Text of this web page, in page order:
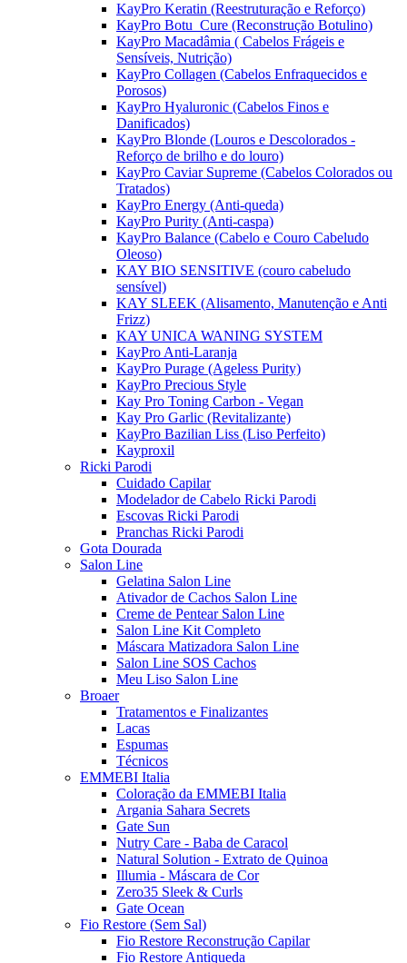
KayPro Keratin (Reestruturação e Reforço)
KayPro Botu_Cure (Reconstrução Botulino)
KayPro Macadâmia ( Cabelos Frágeis e
Sensíveis, Nutrição)
KayPro Collagen (Cabelos Enfraquecidos e
Porosos)
KayPro Hyaluronic (Cabelos Finos e
Danificados)
KayPro Blonde (Louros e Descolorados -
Reforço de brilho e do louro)
KayPro Caviar Supreme (Cabelos Colorados ou
Tratados)
KayPro Energy (Anti-queda)
KayPro Purity (Anti-caspa)
KayPro Balance (Cabelo e Couro Cabeludo
Oleoso)
KAY BIO SENSITIVE (couro cabeludo
sensível)
KAY SLEEK (Alisamento, Manutenção e Anti
Frizz)
KAY UNICA WANING SYSTEM
KayPro Anti-Laranja
KayPro Purage (Ageless Purity)
KayPro Precious Style
Kay Pro Toning Carbon - Vegan
Kay Pro Garlic (Revitalizante)
KayPro Bazilian Liss (Liso Perfeito)
Kayproxil
Ricki Parodi
Cuidado Capilar
Modelador de Cabelo Ricki Parodi
Escovas Ricki Parodi
Pranchas Ricki Parodi
Gota Dourada
Salon Line
Gelatina Salon Line
Ativador de Cachos Salon Line
Creme de Pentear Salon Line
Salon Line Kit Completo
Máscara Matizadora Salon Line
Salon Line SOS Cachos
Meu Liso Salon Line
Broaer
Tratamentos e Finalizantes
Lacas
Espumas
Técnicos
EMMEBI Italia
Coloração da EMMEBI Italia
Argania Sahara Secrets
Gate Sun
Nutry Care - Baba de Caracol
Natural Solution - Extrato de Quinoa
Illumia - Máscara de Cor
Zero35 Sleek & Curls
Gate Ocean
Fio Restore (Sem Sal)
Fio Restore Reconstrução Capilar
Fio Restore Antiqueda